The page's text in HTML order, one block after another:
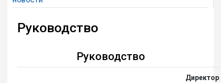
Руководство
Руководство
Директор